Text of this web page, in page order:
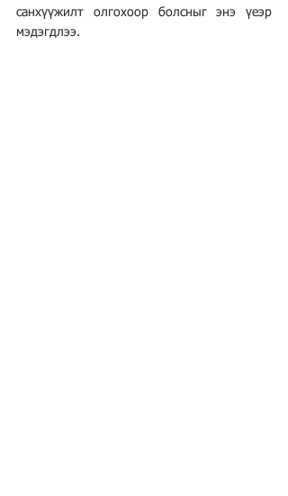
санхүүжилт олгохоор болсныг энэ үеэр
мэдэгдлээ.